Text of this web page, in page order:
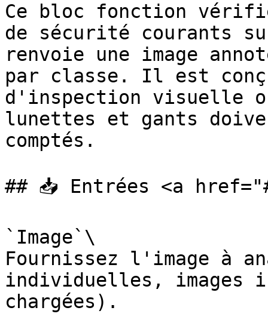
Ce bloc fonction
de sécurité courants
renvoie une image
par classe. Il est
d'inspection visuelle
lunettes et gants
comptés.
## 📥 Entrées <a
`Image`\
Fournissez l'image à
individuelles, images
chargées).